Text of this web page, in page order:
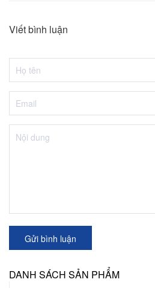
DANH SÁCH SẢN PHẨM
Viết bình luận
Gửi bình luận